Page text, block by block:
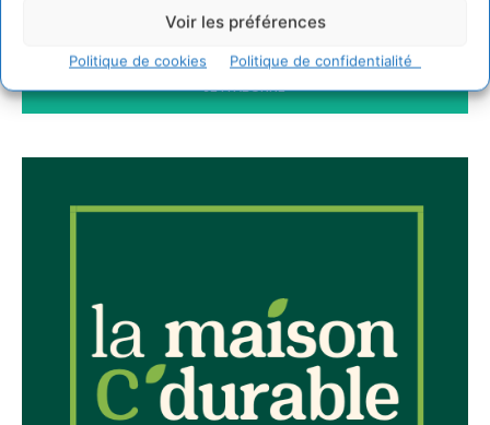
Voir les préférences
Politique de cookies Politique de confidentialité
JE M'ABONNE